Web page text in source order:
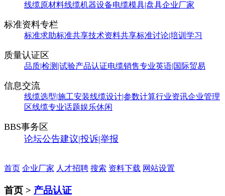
线缆原材料线缆机器设备电缆模具|盘具企业厂家
标准资料专栏
标准求助标准共享技术资料共享标准讨论|培训学习
质量认证区
品质|检测|试验产品认证电缆销售专业英语|国际贸易
信息交流
线缆选型|施工安装线缆设计|参数计算行业资讯企业管理
区线缆专业话题娱乐休闲
BBS事务区
论坛公告建议|投诉|举报
首页 企业厂家 人才招聘 搜索 资料下载 网站设置
首页 > 产品认证